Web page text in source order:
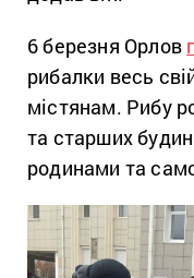
6 березня Орлов
рибалки весь
містянам. Рибу
та старших
родинами та